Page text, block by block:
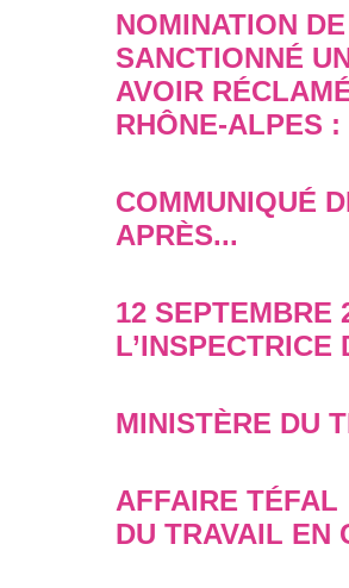
NOMINATION
SANCTIONNÉ
AVOIR
RHÔNE-ALPES
COMMUNIQUÉ
APRÈS...
12 SEPTEMBRE
MINISTÈRE DU
AFFAIRE TÉFAL
DU TRAVAIL EN